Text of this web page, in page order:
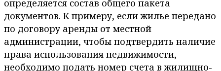
определяется состав общего пакета
документов. К примеру, если жилье передано
по договору аренды от местной
администрации, чтобы подтвердить наличие
права использования недвижимости,
необходимо подать номер счета в жилищно-